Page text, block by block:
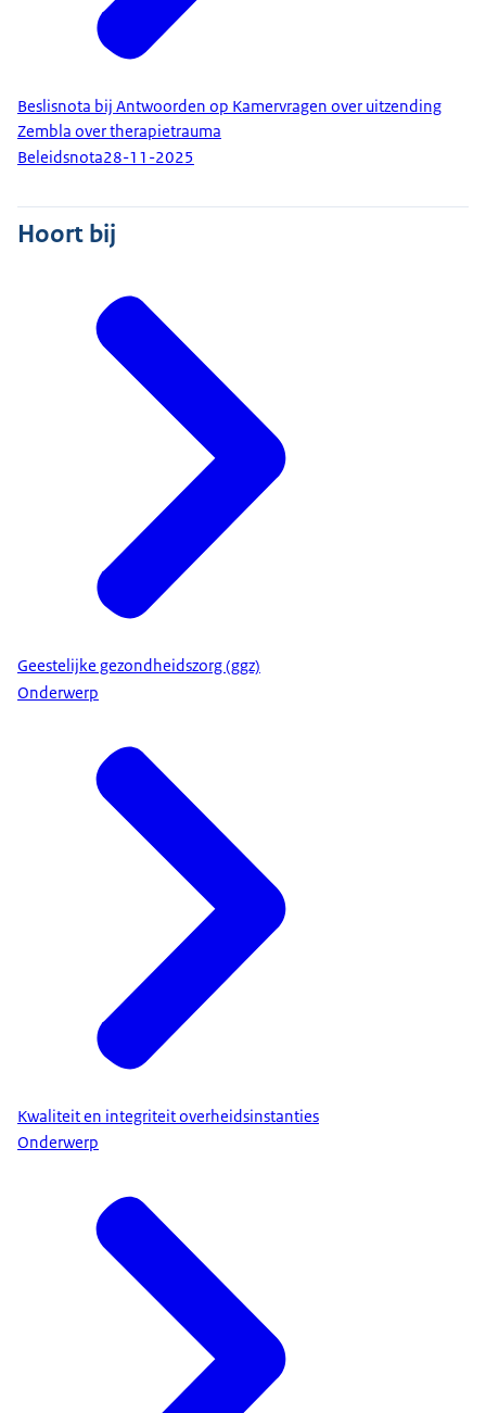
Beslisnota bij Antwoorden op Kamervragen over uitzending
Zembla over therapietrauma
Beleidsnota28-11-2025
Hoort bij
Geestelijke gezondheidszorg (ggz)
Onderwerp
Kwaliteit en integriteit overheidsinstanties
Onderwerp